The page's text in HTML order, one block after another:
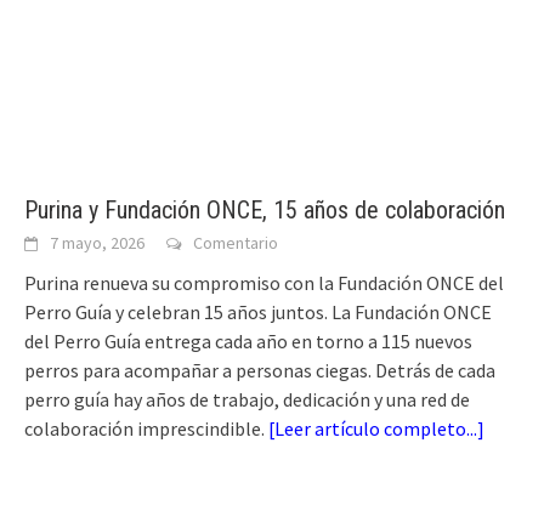
Purina y Fundación ONCE, 15 años de colaboración
7 mayo, 2026 Comentario
Purina renueva su compromiso con la Fundación ONCE del
Perro Guía y celebran 15 años juntos. La Fundación ONCE
del Perro Guía entrega cada año en torno a 115 nuevos
perros para acompañar a personas ciegas. Detrás de cada
perro guía hay años de trabajo, dedicación y una red de
colaboración imprescindible. [Leer artículo completo...]